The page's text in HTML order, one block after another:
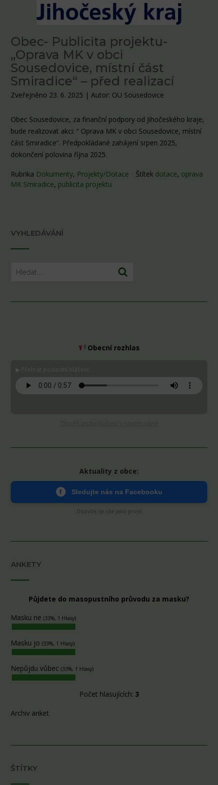
Obec- Publicita projektu-
„Oprava MK v obci
Sousedovice, místní část
Smiradice“ – před realizací
Zveřejněno 23. 6. 2025 | Autor: OU Sousedovice
Obec Sousedovice, za finanční podpory od Jihočeského kraje,
bude realizovat akci: “ Oprava MK v obci Sousedovice, místní
část Smiradice“. Předpokládané zahájení srpen 2025,
dokončení polovina října 2025.
Rubrika Dokumenty, Projekty/Dotace Štítek dotace, oprava
MK Smiradice, publicita projektu
VYHLEDÁVÁNÍ
Obecní rozhlas
▶ Přehrát poslední hlášení:
Aktuality z obce:
f Sledujte nás na Facebooku
Dozvíte se vše jako první
ANKETY
Půjdete do masopustního průvodu za masku?
Masku ne (33%, 1 Hlasy)
Masku jo (33%, 1 Hlasy)
Nepůjdu vůbec (33%, 1 Hlasy)
Počet hlasujících: 3
Archiv anket
ŠTÍTKY